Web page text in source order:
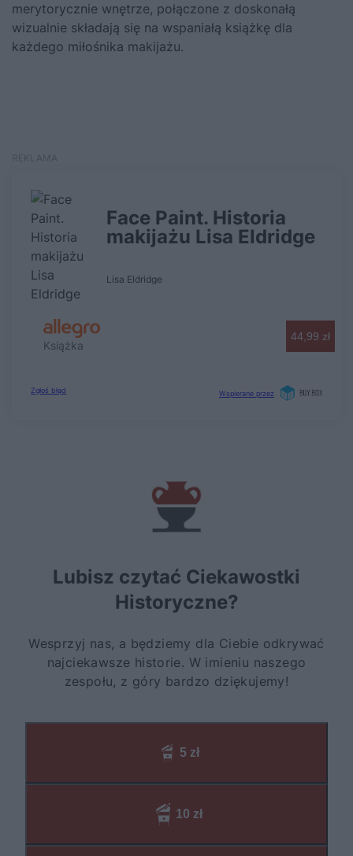
merytorycznie wnętrze, połączone z doskonałą
wizualnie składają się na wspaniałą książkę dla
każdego miłośnika makijażu.